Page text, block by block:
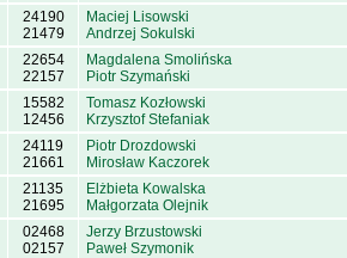
24190
21479
Maciej Lisowski
Andrzej Sokulski
22654
22157
Magdalena Smolińska
Piotr Szymański
15582
12456
Tomasz Kozłowski
Krzysztof Stefaniak
24119
21661
Piotr Drozdowski
Mirosław Kaczorek
21135
21695
Elżbieta Kowalska
Małgorzata Olejnik
02468
02157
Jerzy Brzustowski
Paweł Szymonik